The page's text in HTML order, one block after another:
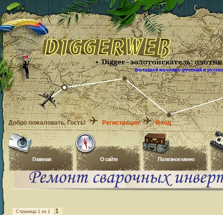
Добро пожаловать, Гость! Регистрация Вход
Главная O сайте Полезное меню
Страница 1 из 1
1